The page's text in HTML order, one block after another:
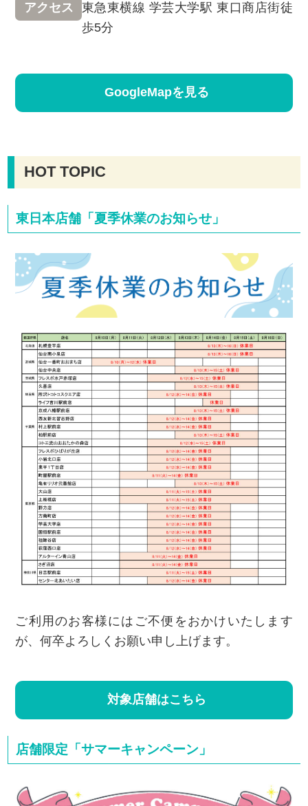
アクセス
東急東横線 学芸大学駅 東口商店街徒
歩5分
GoogleMapを見る
HOT TOPIC
東日本店舗「夏季休業のお知らせ」
ご利用のお客様にはご不便をおかけいたします
が、何卒よろしくお願い申し上げます。
対象店舗はこちら
店舗限定「サマーキャンペーン」